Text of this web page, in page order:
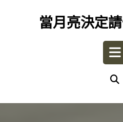
當月亮決定